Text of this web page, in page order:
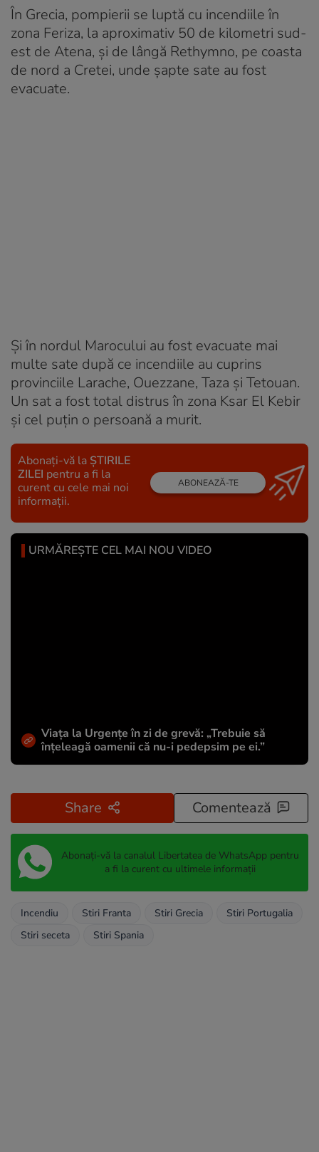
În Grecia, pompierii se luptă cu incendiile în
zona Feriza, la aproximativ 50 de kilometri sud-
est de Atena, și de lângă Rethymno, pe coasta
de nord a Cretei, unde șapte sate au fost
evacuate.
Și în nordul Marocului au fost evacuate mai
multe sate după ce incendiile au cuprins
provinciile Larache, Ouezzane, Taza și Tetouan.
Un sat a fost total distrus în zona Ksar El Kebir
și cel puțin o persoană a murit.
Abonați-vă la ȘTIRILE
ZILEI pentru a fi la
curent cu cele mai noi
informații.
ABONEAZĂ-TE
URMĂREȘTE CEL MAI NOU VIDEO
Viața la Urgențe în zi de grevă: „Trebuie să
înțeleagă oamenii că nu-i pedepsim pe ei.”
Share Comentează
Abonați-vă la canalul Libertatea de WhatsApp pentru
a fi la curent cu ultimele informații
Incendiu Stiri Franta Stiri Grecia
Stiri Portugalia
Stiri seceta
Stiri Spania